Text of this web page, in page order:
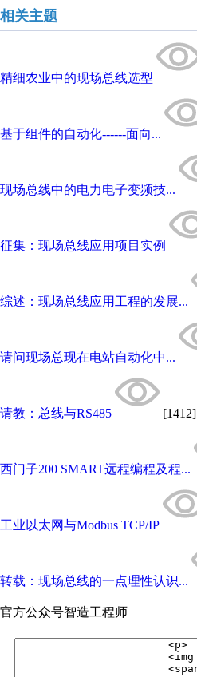
相关主题
精细农业中的现场总线选型
基于组件的自动化------面向...
现场总线中的电力电子变频技...
征集：现场总线应用项目实例
综述：现场总线应用工程的发展...
请问现场总现在电站自动化中...
请教：总线与RS485 [1412]
西门子200 SMART远程编程及程...
工业以太网与Modbus TCP/IP
转载：现场总线的一点理性认识...
官方公众号智造工程师